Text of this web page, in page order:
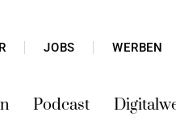
JOBS WERBEN
Podcast